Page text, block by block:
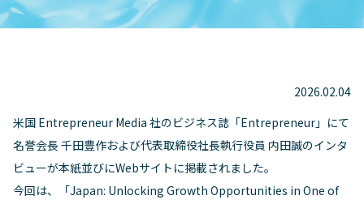
2026.02.04
米国 Entrepreneur Media 社のビジネス誌「Entrepreneur」にて
名誉会長 千田豊作および代表取締役社長執行役員 内田誠のインタ
ビューが本紙並びにWebサイトに掲載されました。
今回は、「Japan: Unlocking Growth Opportunities in One of